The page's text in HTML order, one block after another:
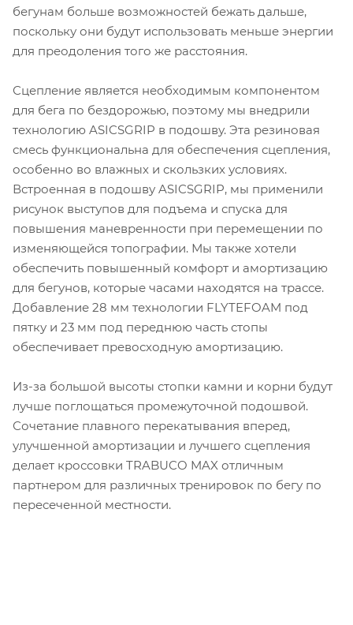
бегунам больше возможностей бежать дальше,
поскольку они будут использовать меньше энергии
для преодоления того же расстояния.
Сцепление является необходимым компонентом
для бега по бездорожью, поэтому мы внедрили
технологию ASICSGRIP в подошву. Эта резиновая
смесь функциональна для обеспечения сцепления,
особенно во влажных и скользких условиях.
Встроенная в подошву ASICSGRIP, мы применили
рисунок выступов для подъема и спуска для
повышения маневренности при перемещении по
изменяющейся топографии. Мы также хотели
обеспечить повышенный комфорт и амортизацию
для бегунов, которые часами находятся на трассе.
Добавление 28 мм технологии FLYTEFOAM под
пятку и 23 мм под переднюю часть стопы
обеспечивает превосходную амортизацию.
Из-за большой высоты стопки камни и корни будут
лучше поглощаться промежуточной подошвой.
Сочетание плавного перекатывания вперед,
улучшенной амортизации и лучшего сцепления
делает кроссовки TRABUCO MAX отличным
партнером для различных тренировок по бегу по
пересеченной местности.